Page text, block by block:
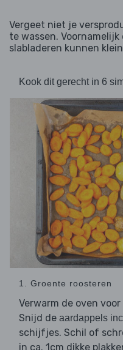
Vergeet niet je
te wassen.
slabladeren kunnen
Kook dit gerecht in 6
1. Groente roosteren
Verwarm de oven
Snijd de aardappels
schijfjes. Schil of
in ca. 1cm dikke